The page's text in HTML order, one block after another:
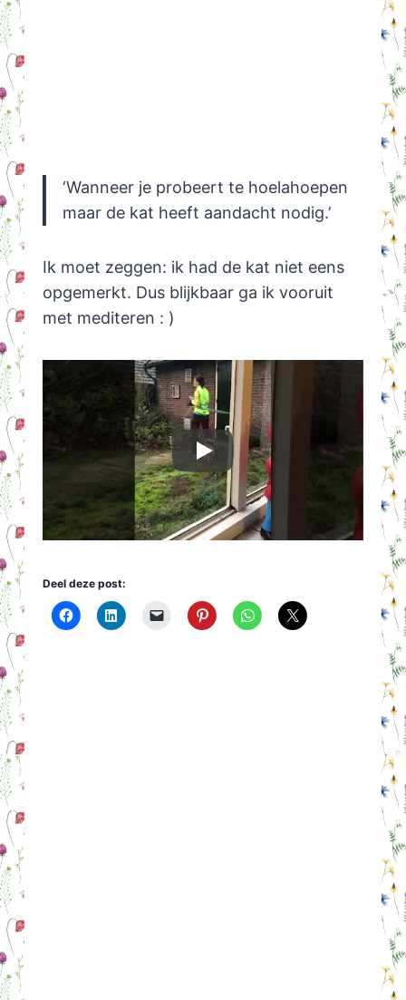
‘Wanneer je probeert te hoelahoepen
maar de kat heeft aandacht nodig.’
Ik moet zeggen: ik had de kat niet eens
opgemerkt. Dus blijkbaar ga ik vooruit
met mediteren : )
Deel deze post: